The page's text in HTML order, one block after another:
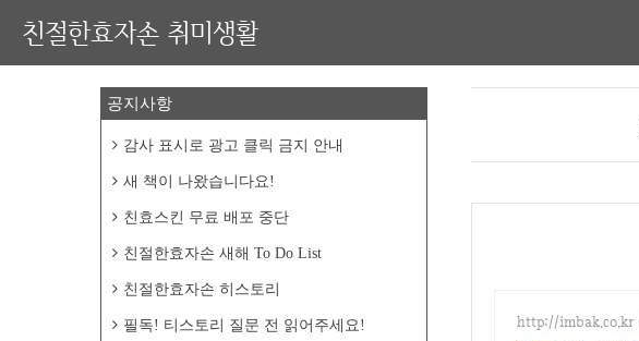
친절한효자손 취미생활
http://imbak.co.kr
공지사항
감사 표시로 광고 클릭 금지 안내
새 책이 나왔습니다요!
친효스킨 무료 배포 중단
친절한효자손 새해 To Do List
친절한효자손 히스토리
필독! 티스토리 질문 전 읽어주세요!